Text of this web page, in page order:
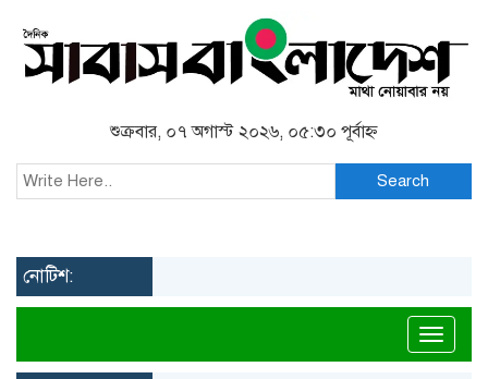
শুক্রবার, ০৭ অগাস্ট ২০২৬, ০৫:৩০ পূর্বাহ্ন
Search
নোটিশ: